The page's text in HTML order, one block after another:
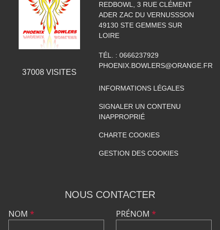
37008VISITES
REDBOWL, 3 RUE CLÉMENT
ADER ZAC DU VERNUSSSON
49130 STE GEMMES SUR
LOIRE
TÉL. : 0666237929
PHOENIX.BOWLERS@ORANGE.FR
INFORMATIONS LÉGALES
SIGNALER UN CONTENU
INAPPROPRIÉ
CHARTE COOKIES
GESTION DES COOKIES
NOUS CONTACTER
NOM * PRÉNOM *